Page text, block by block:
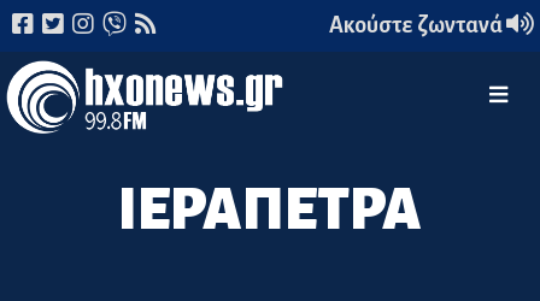
Ακούστε ζωντανά
ΙΕΡΑΠΕΤΡΑ